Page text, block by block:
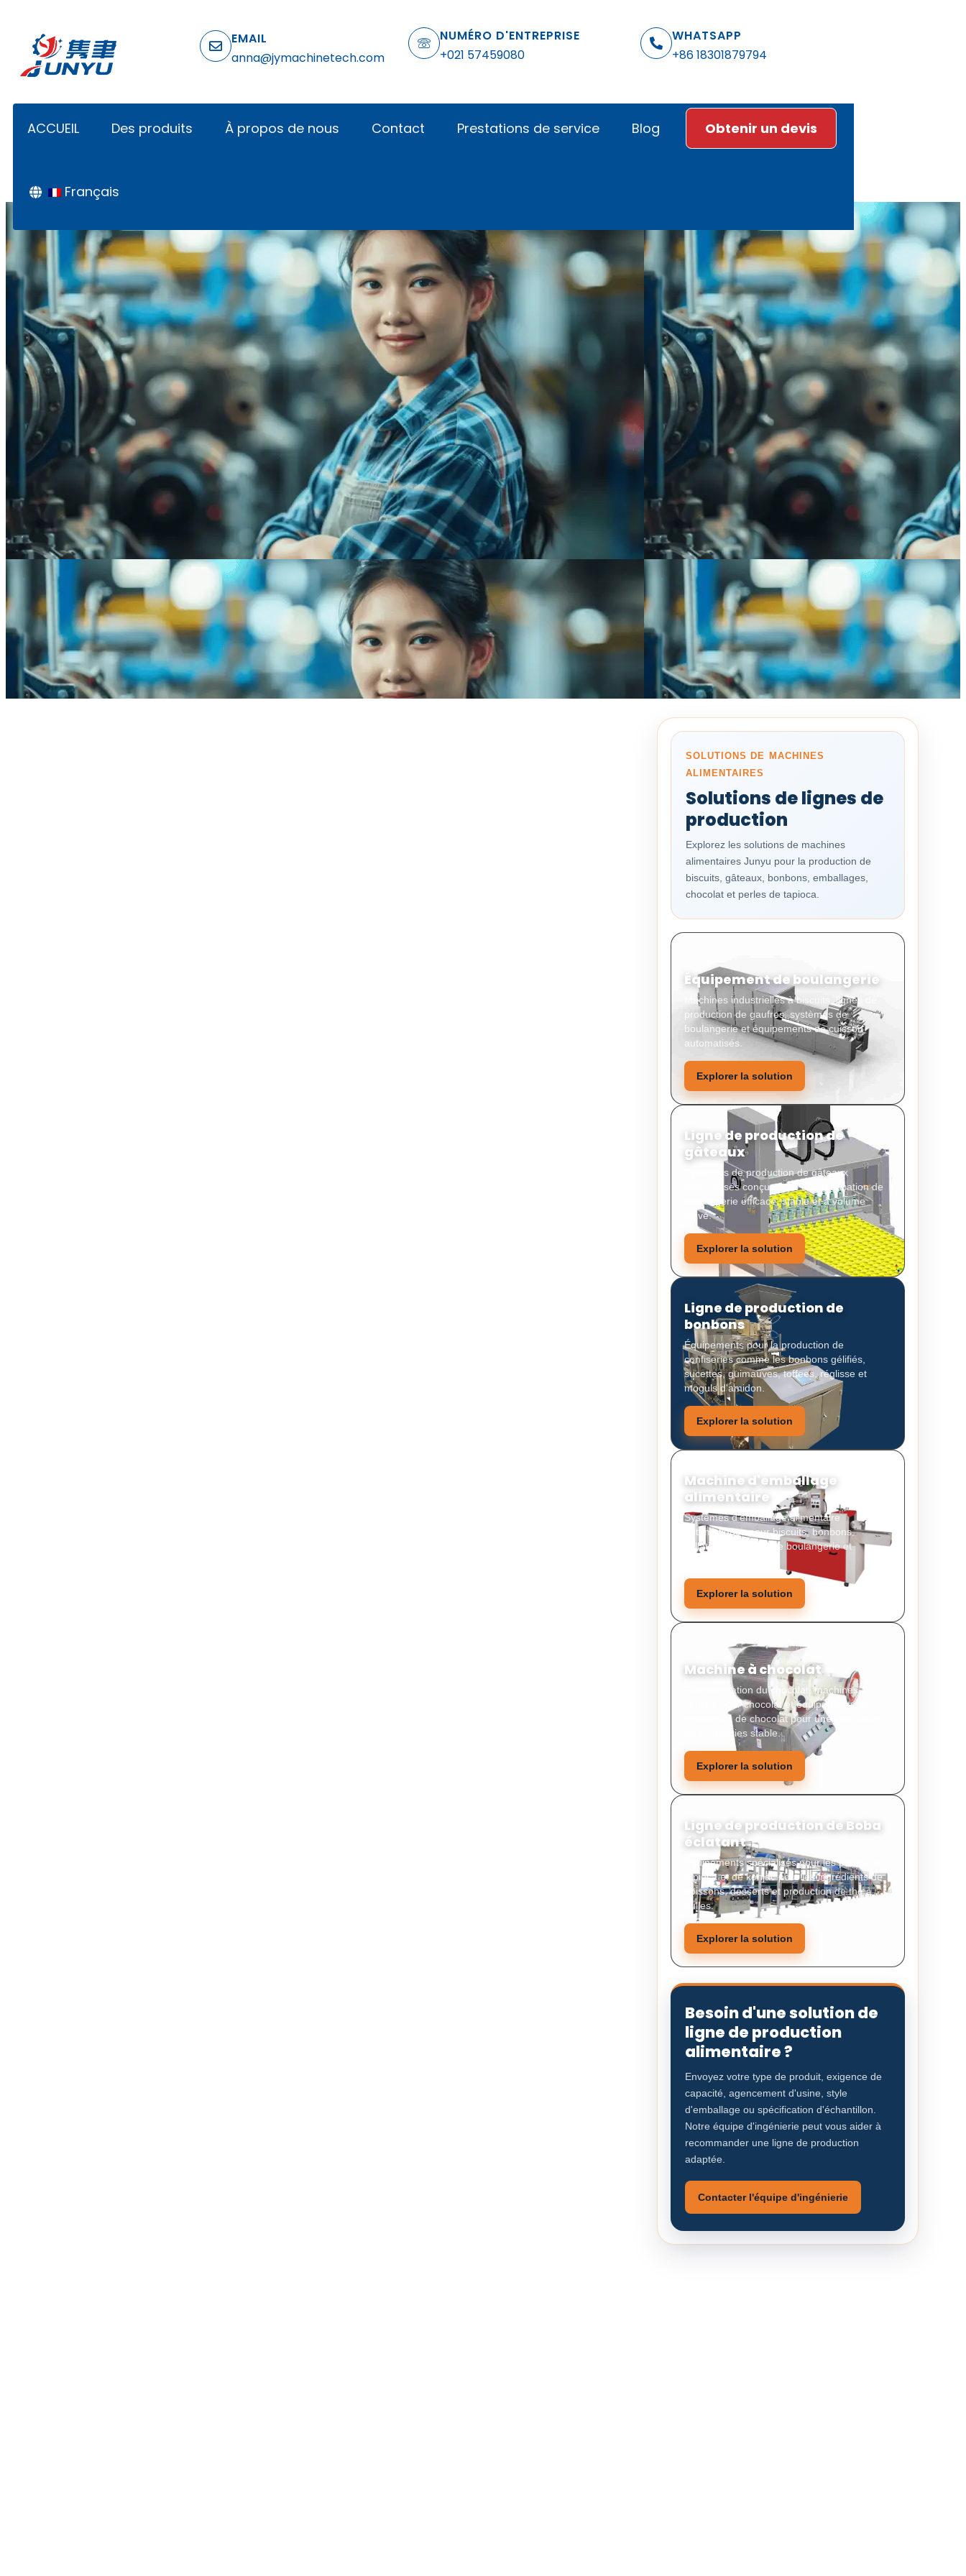
EMAIL
anna@jymachinetech.com
NUMÉRO D'ENTREPRISE
+021 57459080
WHATSAPP
+86 18301879794
ACCUEIL Des produits À propos de nous Contact Prestations de service Blog
Français
Obtenir un devis
SOLUTIONS DE MACHINES
ALIMENTAIRES
Solutions de lignes de
production
Explorez les solutions de machines
alimentaires Junyu pour la production de
biscuits, gâteaux, bonbons, emballages,
chocolat et perles de tapioca.
Équipement de boulangerie
Machines industrielles à biscuits, lignes de
production de gaufres, systèmes de
boulangerie et équipements de cuisson
automatisés.
Explorer la solution
Ligne de production de
gâteaux
Systèmes de production de gâteaux
automatisés conçus pour une fabrication de
boulangerie efficace, stable et à volume
élevé.
Explorer la solution
Ligne de production de
bonbons
Équipements pour la production de
confiseries comme les bonbons gélifiés,
sucettes, guimauves, toffees, réglisse et
moguls d'amidon.
Explorer la solution
Machine d'emballage
alimentaire
Systèmes d'emballage alimentaire
automatiques pour biscuits, bonbons,
collations, produits de boulangerie et
Explorer la solution
Machine à chocolat
Transformation du chocolat, machines à
conche pour chocolat et équipements de
production de chocolat pour une fabrication
de confiseries stable.
Explorer la solution
Ligne de production de Boba
éclatant
Équipements spécialisés pour les perles de
tapioca et de konjac pour les ingrédients de
boissons, desserts et production de thé à
bulles.
Explorer la solution
Besoin d'une solution de
ligne de production
alimentaire ?
Envoyez votre type de produit, exigence de
capacité, agencement d'usine, style
d'emballage ou spécification d'échantillon.
Notre équipe d'ingénierie peut vous aider à
recommander une ligne de production
adaptée.
Contacter l'équipe d'ingénierie